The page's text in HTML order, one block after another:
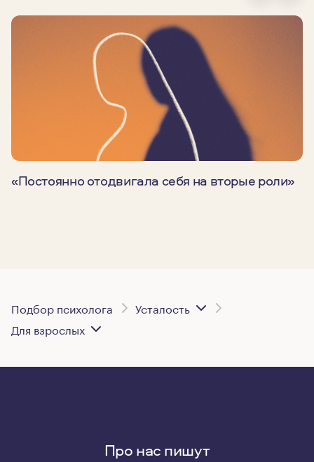
«Постоянно отодвигала себя на вторые роли»
Подбор психолога
Усталость
Для взрослых
Про нас пишут